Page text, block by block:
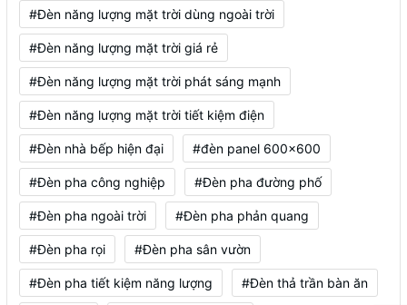
#Đèn năng lượng mặt trời dùng ngoài trời
#Đèn năng lượng mặt trời giá rẻ
#Đèn năng lượng mặt trời phát sáng mạnh
#Đèn năng lượng mặt trời tiết kiệm điện
#Đèn nhà bếp hiện đại #đèn panel 600x600
#Đèn pha công nghiệp #Đèn pha đường phố
#Đèn pha ngoài trời #Đèn pha phản quang
#Đèn pha rọi #Đèn pha sân vườn
#Đèn pha tiết kiệm năng lượng #Đèn thả trần bàn ăn